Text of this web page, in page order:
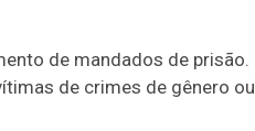
de mandados de prisão.
de crimes de gênero ou